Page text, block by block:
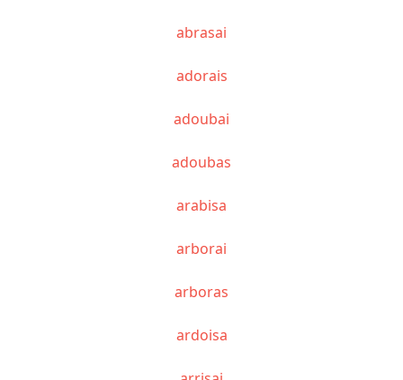
abrasai
adorais
adoubai
adoubas
arabisa
arborai
arboras
ardoisa